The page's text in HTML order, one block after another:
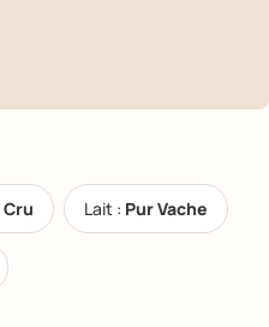
Cru Lait : Pur Vache